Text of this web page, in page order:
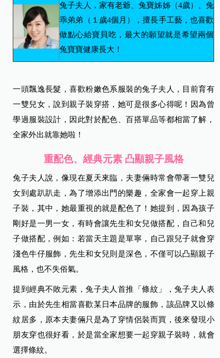
兔子夫人，家有老爺、兔寶姊姊（4歲）、兔
乖弟弟（１歲4個月），擅長手工藝，也喜歡
做點心給寶貝吃，最大的願望就是希望兩個
兔寶寶健康長大！
一頭飄逸長髮，喜歡粉嫩色系服裝的兔子夫人，目前育有
一雙兒女，說到親子裝穿搭，她可是很多心得呢！因為曾
學過服裝設計，因此對於配色、百搭單品等都相當了解，
全家外出就靠她啦！
重配色、經典元素 凸顯親子風格
兔子夫人說，像現在夏天來臨，夫妻倆時常會帶著一雙兒
女到處趴趴走，為了增添出門的樂趣，全家會一起穿上親
子裝，其中，她最重視的就是配色了！她提到，因為孩子
剛好是一男一女，有時會讓先生和女兒做搭配，自己和兒
子做搭配，例如：若當天主題是單寧，自己跟兒子就會穿
淺色牛仔服飾，先生和女兒則是深色，不僅可以凸顯親子
風格，也不失俗氣。
提到經典不敗元素，兔子夫人首推「條紋」，兔子夫人表
示，由於先生相當喜歡某日本品牌的服飾，該品牌又以條
紋居多，原本夫妻倆只是為了穿情侶裝而買，後來發現小
朋友穿也很好看，於是當全家想要一起穿親子裝時，就會
選擇條紋。